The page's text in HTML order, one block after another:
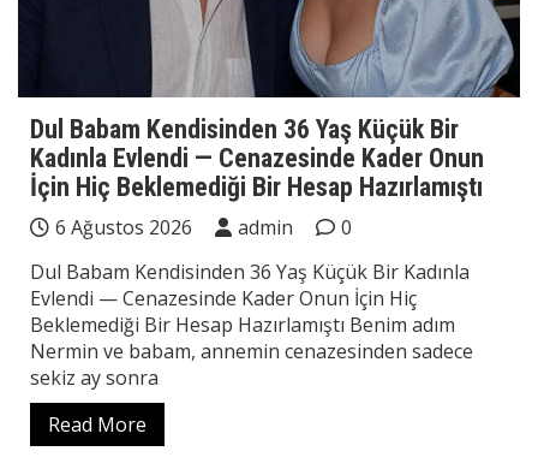
Dul Babam Kendisinden 36 Yaş Küçük Bir
Kadınla Evlendi — Cenazesinde Kader Onun
İçin Hiç Beklemediği Bir Hesap Hazırlamıştı
6 Ağustos 2026 admin
0
Dul Babam Kendisinden 36 Yaş Küçük Bir Kadınla
Evlendi — Cenazesinde Kader Onun İçin Hiç
Beklemediği Bir Hesap Hazırlamıştı Benim adım
Nermin ve babam, annemin cenazesinden sadece
sekiz ay sonra
Read More